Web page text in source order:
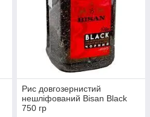
Рис довгозернистий
нешліфований Bisan Black
750 гр